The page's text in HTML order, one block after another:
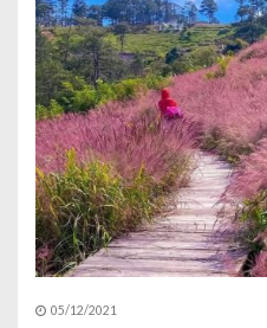
05/12/2021